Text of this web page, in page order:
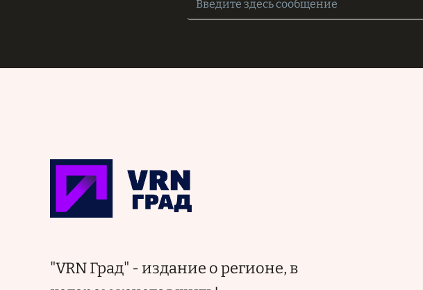
"VRN Град" - издание о регионе, в